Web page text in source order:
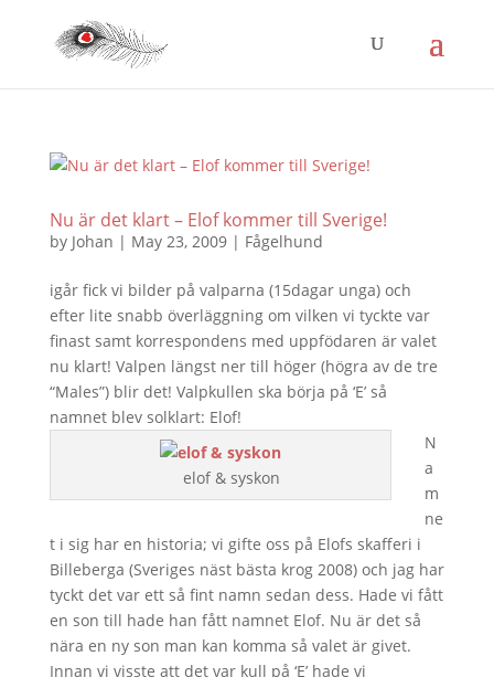
Nu är det klart – Elof kommer till Sverige!
by Johan | May 23, 2009| Fågelhund
igår fick vi bilder på valparna (15dagar unga) och
efter lite snabb överläggning om vilken vi tyckte var
finast samt korrespondens med uppfödaren är valet
nu klart! Valpen längst ner till höger (högra av de tre
“Males”) blir det! Valpkullen ska börja på ‘E’ så
namnet blev solklart: Elof!
elof & syskon
N
a
m
ne
t i sig har en historia; vi gifte oss på Elofs skafferi i
Billeberga (Sveriges näst bästa krog 2008) och jag har
tyckt det var ett så fint namn sedan dess. Hade vi fått
en son till hade han fått namnet Elof. Nu är det så
nära en ny son man kan komma så valet är givet.
Innan vi visste att det var kull på ‘E’ hade vi